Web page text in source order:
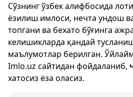
Сўзнинг ўзбек алифбосида
ёзилиш имлоси, нечта ундош
топгани ва бехато бўғинга
келишикларда қандай
маълумотлар берилган.
Imlo.uz сайтидан фойдаланиб,
хатосиз ёза оласиз.